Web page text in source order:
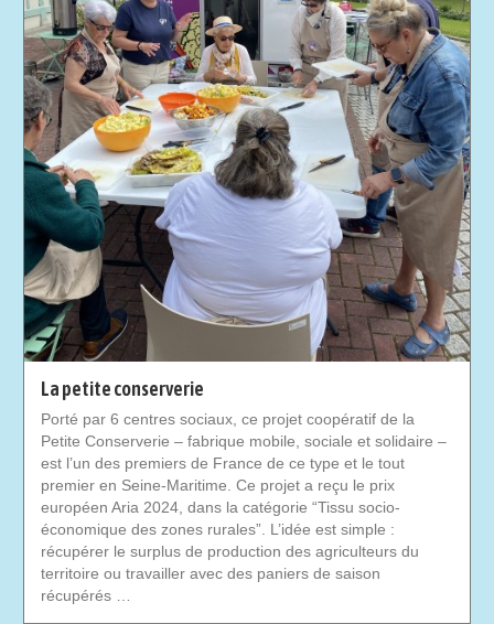
La petite conserverie
Porté par 6 centres sociaux, ce projet coopératif de la
Petite Conserverie – fabrique mobile, sociale et solidaire –
est l’un des premiers de France de ce type et le tout
premier en Seine-Maritime. Ce projet a reçu le prix
européen Aria 2024, dans la catégorie “Tissu socio-
économique des zones rurales”. L’idée est simple :
récupérer le surplus de production des agriculteurs du
territoire ou travailler avec des paniers de saison
récupérés …